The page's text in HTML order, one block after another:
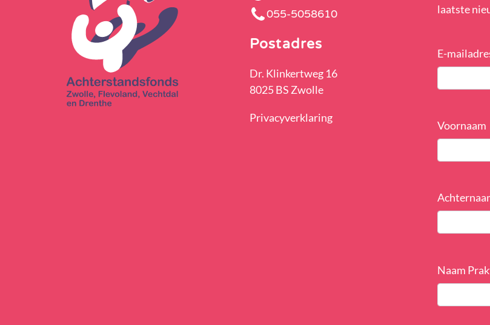
055-5058610
Postadres
Dr. Klinkertweg 16
8025 BS Zwolle
Privacyverklaring
laatste
E-
Voornaam
Naam